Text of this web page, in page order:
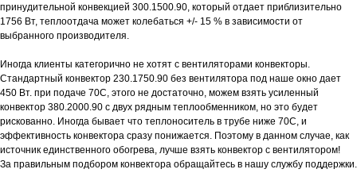
принудительной конвекцией 300.1500.90, который отдает приблизительно
1756 Вт, теплоотдача может колебаться +/- 15 % в зависимости от
выбранного производителя.
Иногда клиенты категорично не хотят с вентиляторами конвекторы.
Стандартный конвектор 230.1750.90 без вентилятора под наше окно дает
450 Вт. при подаче 70С, этого не достаточно, можем взять усиленный
конвектор 380.2000.90 с двух рядным теплообменником, но это будет
рискованно. Иногда бывает что теплоноситель в трубе ниже 70С, и
эффективность конвектора сразу понижается. Поэтому в данном случае, как
источник единственного обогрева, лучше взять конвектор с вентилятором!
За правильным подбором конвектора обращайтесь в нашу службу поддержки.